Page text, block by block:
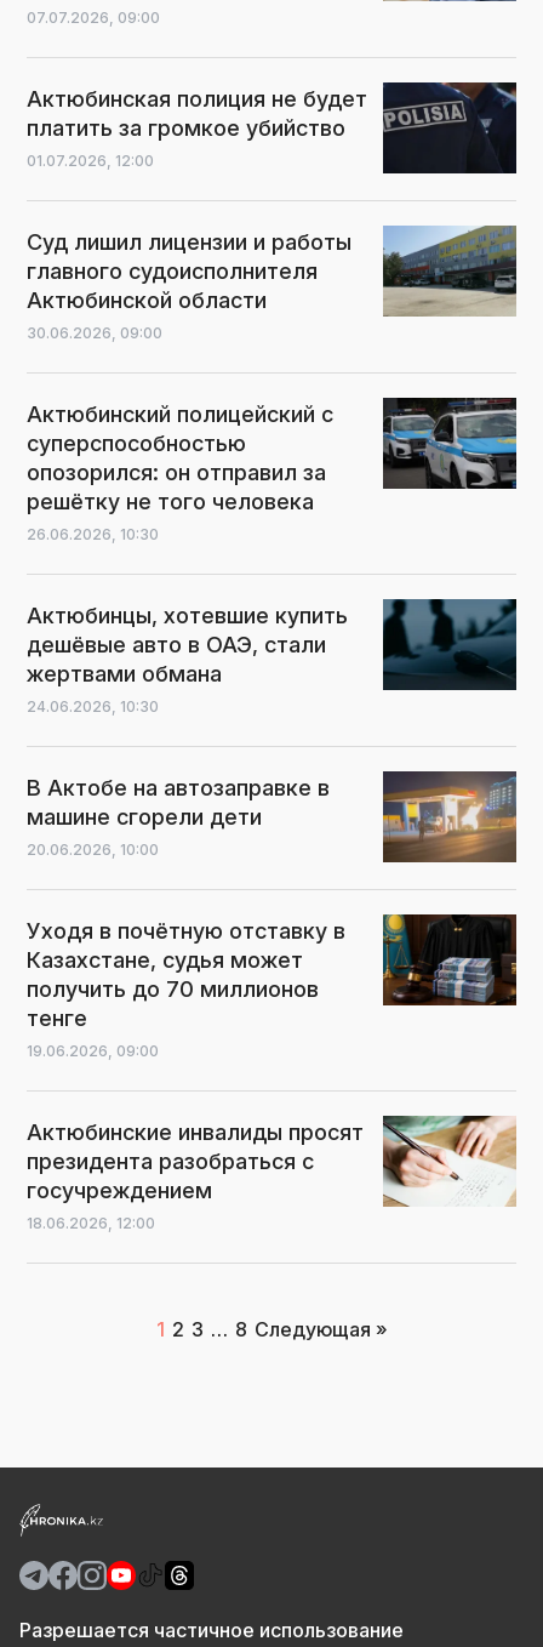
07.07.2026, 09:00
Актюбинская полиция не будет
платить за громкое убийство
01.07.2026, 12:00
Суд лишил лицензии и работы
главного судоисполнителя
Актюбинской области
30.06.2026, 09:00
Актюбинский полицейский с
суперспособностью
опозорился: он отправил за
решётку не того человека
26.06.2026, 10:30
Актюбинцы, хотевшие купить
дешёвые авто в ОАЭ, стали
жертвами обмана
24.06.2026, 10:30
В Актобе на автозаправке в
машине сгорели дети
20.06.2026, 10:00
Уходя в почётную отставку в
Казахстане, судья может
получить до 70 миллионов
тенге
19.06.2026, 09:00
Актюбинские инвалиды просят
президента разобраться с
госучреждением
18.06.2026, 12:00
Пагинация
1 2 3 … 8 Следующая »
Разрешается частичное использование